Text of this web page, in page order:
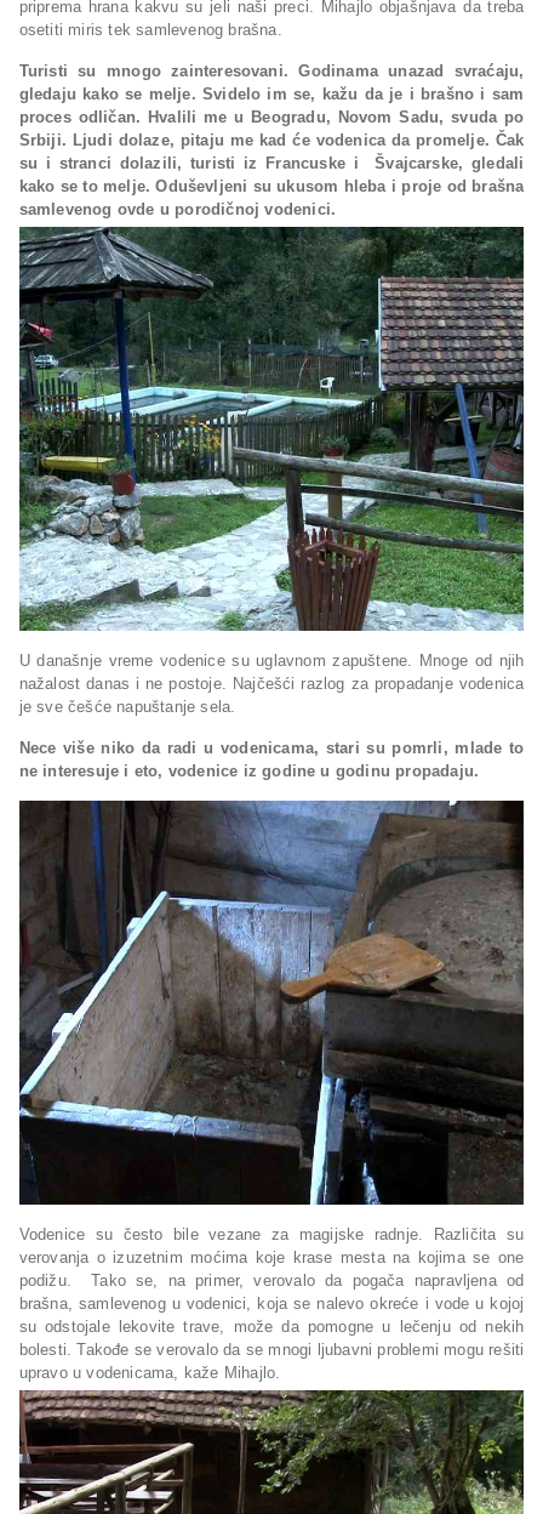
priprema hrana kakvu su jeli naši preci. Mihajlo objašnjava da treba
osetiti miris tek samlevenog brašna.
Turisti su mnogo zainteresovani. Godinama unazad svraćaju,
gledaju kako se melje. Svidelo im se, kažu da je i brašno i sam
proces odličan. Hvalili me u Beogradu, Novom Sadu, svuda po
Srbiji. Ljudi dolaze, pitaju me kad će vodenica da promelje. Čak
su i stranci dolazili, turisti iz Francuske i Švajcarske, gledali
kako se to melje. Oduševljeni su ukusom hleba i proje od brašna
samlevenog ovde u porodičnoj vodenici.
U današnje vreme vodenice su uglavnom zapuštene. Mnoge od njih
nažalost danas i ne postoje. Najčešći razlog za propadanje vodenica
je sve češće napuštanje sela.
Nece više niko da radi u vodenicama, stari su pomrli, mlade to
ne interesuje i eto, vodenice iz godine u godinu propadaju.
Vodenice su često bile vezane za magijske radnje. Različita su
verovanja o izuzetnim moćima koje krase mesta na kojima se one
podižu. Tako se, na primer, verovalo da pogača napravljena od
brašna, samlevenog u vodenici, koja se nalevo okreće i vode u kojoj
su odstojale lekovite trave, može da pomogne u lečenju od nekih
bolesti. Takođe se verovalo da se mnogi ljubavni problemi mogu rešiti
upravo u vodenicama, kaže Mihajlo.